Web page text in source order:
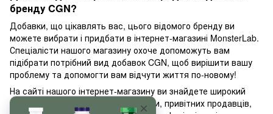
бренду CGN?
Добавки, що цікавлять вас, цього відомого бренду ви
можете вибрати і придбати в інтернет-магазині MonsterLab.
Спеціалісти нашого магазину охоче допоможуть вам
підібрати потрібний вид добавок CGN, щоб вирішити вашу
проблему та допомогти вам відчути життя по-новому!
На сайті нашого інтернет-магазину ви знайдете широкий
асортимент продукції, невисокі ціни, привітних продавців,